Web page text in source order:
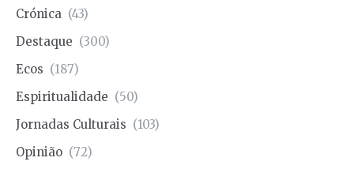
Crónica (43)
Destaque (300)
Ecos (187)
Espiritualidade (50)
Jornadas Culturais (103)
Opinião (72)